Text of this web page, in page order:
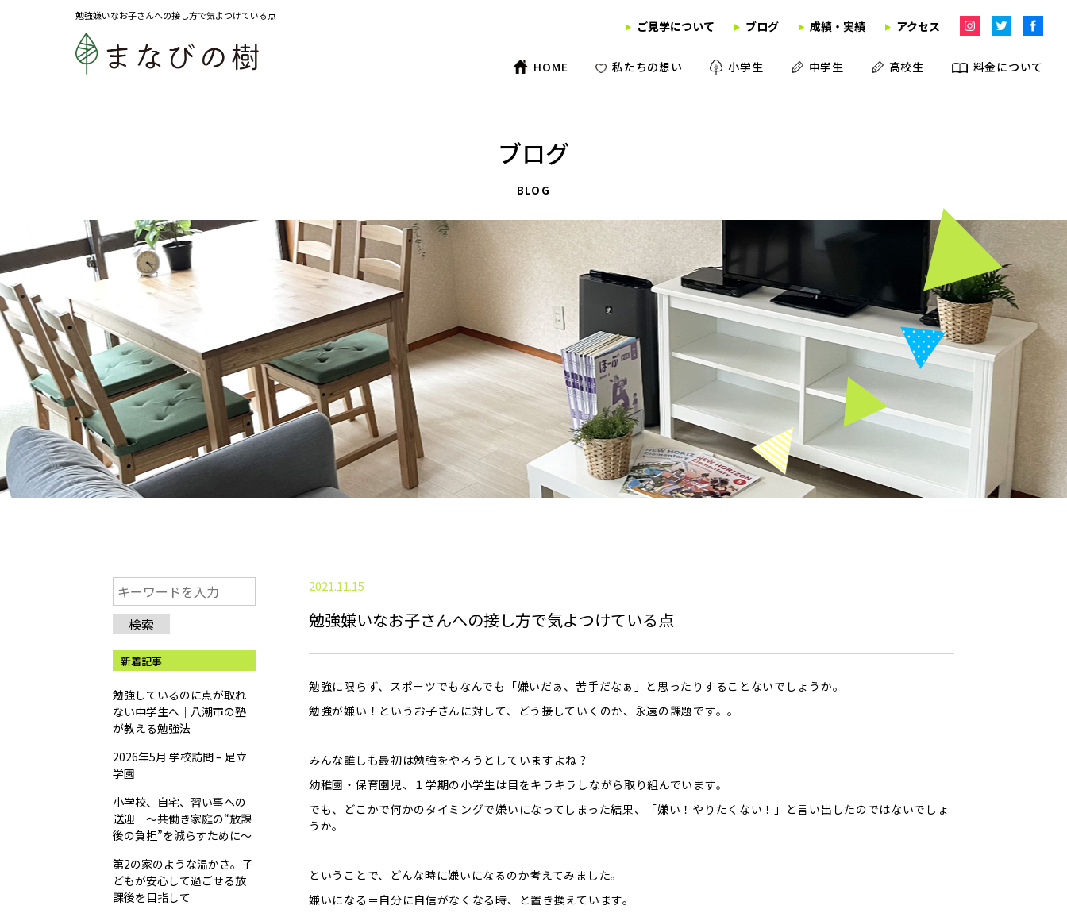
勉強嫌いなお子さんへの接し方で気よつけている点
ご見学について ブログ 成績・実績 アクセス
HOME 私たちの想い
小学生
中学生 高校生 料金について
ブログ
BLOG
検索
新着記事
勉強しているのに点が取れ
ない中学生へ｜八潮市の塾
が教える勉強法
2026年5月 学校訪問 – 足立
学園
小学校、自宅、習い事への
送迎 ～共働き家庭の“放課
後の負担”を減らすために～
第2の家のような温かさ。子
どもが安心して過ごせる放
課後を目指して
2021.11.15
勉強嫌いなお子さんへの接し方で気よつけている点
勉強に限らず、スポーツでもなんでも「嫌いだぁ、苦手だなぁ」と思ったりすることないでしょうか。
勉強が嫌い！というお子さんに対して、どう接していくのか、永遠の課題です。。
みんな誰しも最初は勉強をやろうとしていますよね？
幼稚園・保育園児、１学期の小学生は目をキラキラしながら取り組んでいます。
でも、どこかで何かのタイミングで嫌いになってしまった結果、「嫌い！やりたくない！」と言い出したのではないでしょ
うか。
ということで、どんな時に嫌いになるのか考えてみました。
嫌いになる＝自分に自信がなくなる時、と置き換えています。